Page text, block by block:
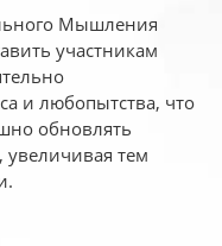
Мышления
участникам
и любопытства, что
обновлять
увеличивая тем